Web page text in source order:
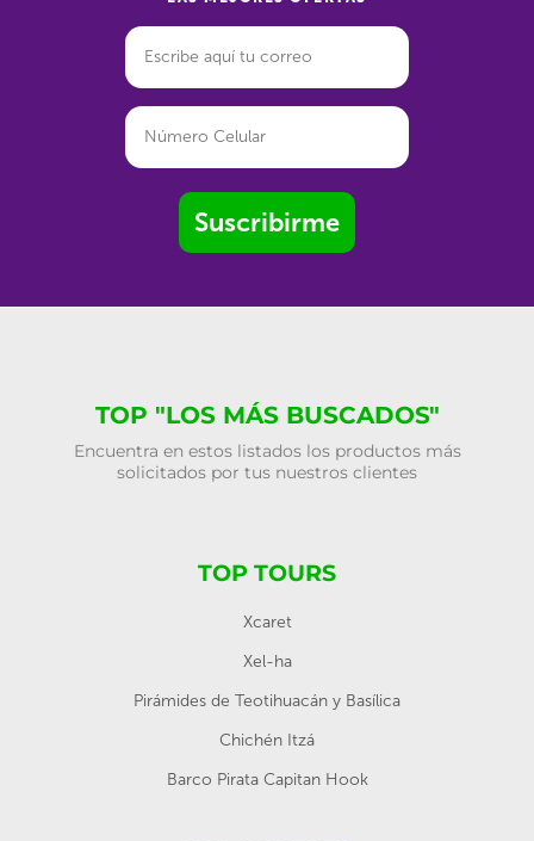
Suscribirme
TOP "LOS MÁS BUSCADOS"
Encuentra en estos listados los productos más
solicitados por tus nuestros clientes
TOP TOURS
Xcaret
Xel-ha
Pirámides de Teotihuacán y Basílica
Chichén Itzá
Barco Pirata Capitan Hook